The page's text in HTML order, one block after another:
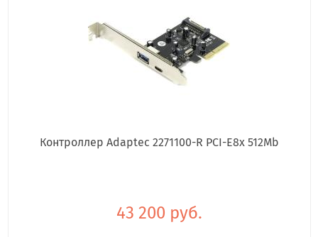
Контроллер Adaptec 2271100-R PCI-E8x 512Mb
43 200 руб.